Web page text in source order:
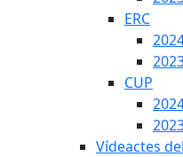
ERC
CUP
Vídeactes